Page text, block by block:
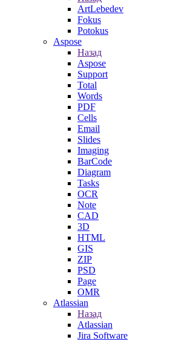
ArtLebedev
Fokus
Potokus
Aspose
Назад
Aspose
Support
Total
Words
PDF
Cells
Email
Slides
Imaging
BarCode
Diagram
Tasks
OCR
Note
CAD
3D
HTML
GIS
ZIP
PSD
Page
OMR
Atlassian
Назад
Atlassian
Jira Software